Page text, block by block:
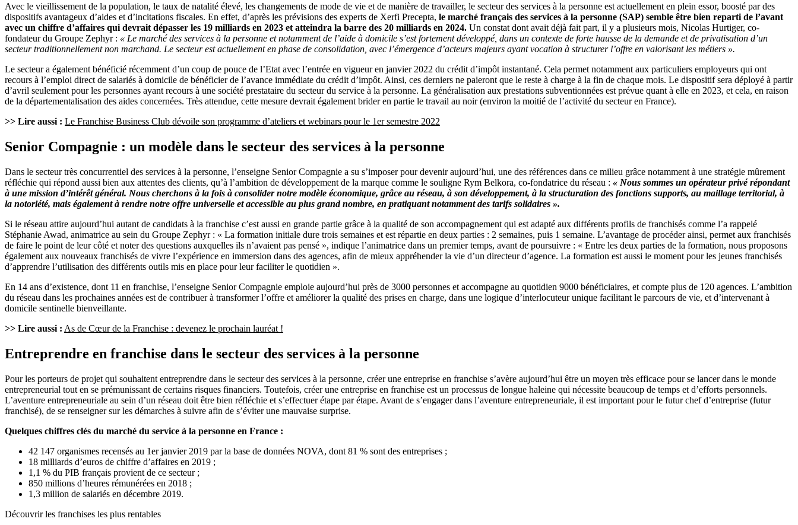
Avec le vieillissement de la population, le taux de natalité élevé, les changements de mode de vie et de manière de travailler, le secteur des services à la personne est actuellement en plein essor, boosté par des
dispositifs avantageux d’aides et d’incitations fiscales. En effet, d’après les prévisions des experts de Xerfi Precepta, le marché français des services à la personne (SAP) semble être bien reparti de l’avant
avec un chiffre d’affaires qui devrait dépasser les 19 milliards en 2023 et atteindra la barre des 20 milliards en 2024. Un constat dont avait déjà fait part, il y a plusieurs mois, Nicolas Hurtiger, co-
fondateur du Groupe Zephyr : « Le marché des services à la personne et notamment de l’aide à domicile s’est fortement développé, dans un contexte de forte hausse de la demande et de privatisation d’un
secteur traditionnellement non marchand. Le secteur est actuellement en phase de consolidation, avec l’émergence d’acteurs majeurs ayant vocation à structurer l’offre en valorisant les métiers ».
Le secteur a également bénéficié récemment d’un coup de pouce de l’Etat avec l’entrée en vigueur en janvier 2022 du crédit d’impôt instantané. Cela permet notamment aux particuliers employeurs qui ont
recours à l’emploi direct de salariés à domicile de bénéficier de l’avance immédiate du crédit d’impôt. Ainsi, ces derniers ne paieront que le reste à charge à la fin de chaque mois. Le dispositif sera déployé à partir
d’avril seulement pour les personnes ayant recours à une société prestataire du secteur du service à la personne. La généralisation aux prestations subventionnées est prévue quant à elle en 2023, et cela, en raison
de la départementalisation des aides concernées. Très attendue, cette mesure devrait également brider en partie le travail au noir (environ la moitié de l’activité du secteur en France).
>> Lire aussi : Le Franchise Business Club dévoile son programme d’ateliers et webinars pour le 1er semestre 2022
Senior Compagnie : un modèle dans le secteur des services à la personne
Dans le secteur très concurrentiel des services à la personne, l’enseigne Senior Compagnie a su s’imposer pour devenir aujourd’hui, une des références dans ce milieu grâce notamment à une stratégie mûrement
réfléchie qui répond aussi bien aux attentes des clients, qu’à l’ambition de développement de la marque comme le souligne Rym Belkora, co-fondatrice du réseau : « Nous sommes un opérateur privé répondant
à une mission d’intérêt général. Nous cherchons à la fois à consolider notre modèle économique, grâce au réseau, à son développement, à la structuration des fonctions supports, au maillage territorial, à
la notoriété, mais également à rendre notre offre universelle et accessible au plus grand nombre, en pratiquant notamment des tarifs solidaires ».
Si le réseau attire aujourd’hui autant de candidats à la franchise c’est aussi en grande partie grâce à la qualité de son accompagnement qui est adapté aux différents profils de franchisés comme l’a rappelé
Stéphanie Awad, animatrice au sein du Groupe Zephyr : « La formation initiale dure trois semaines et est répartie en deux parties : 2 semaines, puis 1 semaine. L’avantage de procéder ainsi, permet aux franchisés
de faire le point de leur côté et noter des questions auxquelles ils n’avaient pas pensé », indique l’animatrice dans un premier temps, avant de poursuivre : « Entre les deux parties de la formation, nous proposons
également aux nouveaux franchisés de vivre l’expérience en immersion dans des agences, afin de mieux appréhender la vie d’un directeur d’agence. La formation est aussi le moment pour les jeunes franchisés
d’apprendre l’utilisation des différents outils mis en place pour leur faciliter le quotidien ».
En 14 ans d’existence, dont 11 en franchise, l’enseigne Senior Compagnie emploie aujourd’hui près de 3000 personnes et accompagne au quotidien 9000 bénéficiaires, et compte plus de 120 agences. L’ambition
du réseau dans les prochaines années est de contribuer à transformer l’offre et améliorer la qualité des prises en charge, dans une logique d’interlocuteur unique facilitant le parcours de vie, et d’intervenant à
domicile sentinelle bienveillante.
>> Lire aussi : As de Cœur de la Franchise : devenez le prochain lauréat !
Entreprendre en franchise dans le secteur des services à la personne
Pour les porteurs de projet qui souhaitent entreprendre dans le secteur des services à la personne, créer une entreprise en franchise s’avère aujourd’hui être un moyen très efficace pour se lancer dans le monde
entrepreneurial tout en se prémunissant de certains risques financiers. Toutefois, créer une entreprise en franchise est un processus de longue haleine qui nécessite beaucoup de temps et d’efforts personnels.
L’aventure entrepreneuriale au sein d’un réseau doit être bien réfléchie et s’effectuer étape par étape. Avant de s’engager dans l’aventure entrepreneuriale, il est important pour le futur chef d’entreprise (futur
franchisé), de se renseigner sur les démarches à suivre afin de s’éviter une mauvaise surprise.
Quelques chiffres clés du marché du service à la personne en France :
42 147 organismes recensés au 1er janvier 2019 par la base de données NOVA, dont 81 % sont des entreprises ;
18 milliards d’euros de chiffre d’affaires en 2019 ;
1,1 % du PIB français provient de ce secteur ;
850 millions d’heures rémunérées en 2018 ;
1,3 million de salariés en décembre 2019.
Découvrir les franchises les plus rentables